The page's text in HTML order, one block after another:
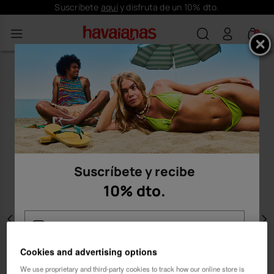
Suscríbete aquíy disfruta de un 10% dto.
0
Suscríbete y recibe
10% dto.
Mujer Hombre
Cookies and advertising options
We use proprietary and third-party cookies to track how our online store is